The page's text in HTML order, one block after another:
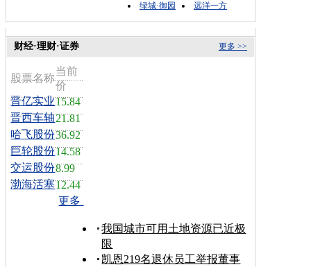
绿城·御园
远洋一方
更多 >>
财经·理财·证券
股票名称
当前
价
晋亿实业15.84
晋西车轴21.81
哈飞股份36.92
巨轮股份14.58
交运股份8.99
渤海活塞12.44
更多
我国城市可用土地资源已近极
限
凯恩219名退休员工举报董事